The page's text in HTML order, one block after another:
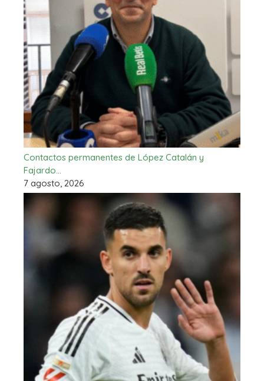
Contactos permanentes de López Catalán y
Fajardo…
7 agosto, 2026